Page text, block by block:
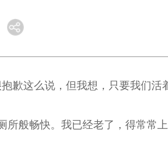
歉这么说，但我想，只要我们活
般畅快。我已经老了，得常常